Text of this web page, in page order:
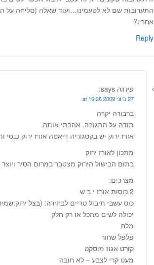
התערובות שם לא לטעמינו…ועוד שאלה (סליחה על
אחריו?
Reply
פירגה says:
27 ביוני 2009 at 16:26
ברבורה יקרה
תודה על התגובה. אהבתי אותה.
אורז ירוק יש בקטגוריה דיאטה אורז ירוק כנסי
מתכון לאורז ירוק
בתום הבישול הירוק מצטבר במרום הסיר
מצרכים:
2 כוסות אורז י ב ש
כוס עשבי תיבול טריים לבחירה: (בצל
יכולה לשים מהכל או רק חלק
מלח
פלפל שחור
קורט אגוז מוסקט
מעט קרי לצבע – לא חובה